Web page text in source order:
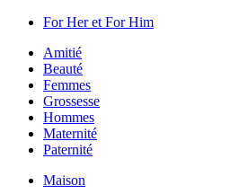
For Her et For Him
Amitié
Beauté
Femmes
Grossesse
Hommes
Maternité
Paternité
Maison